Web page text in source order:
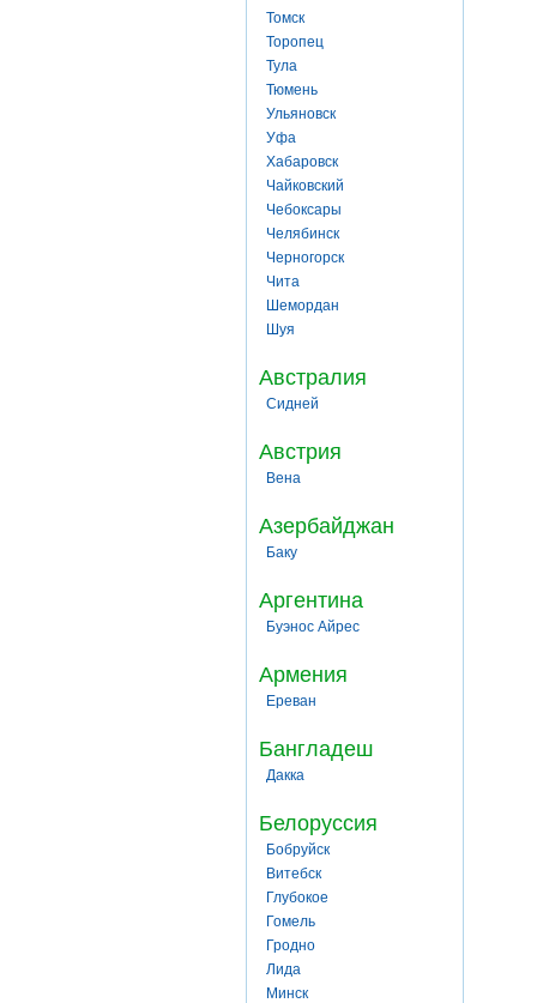
Томск
Торопец
Тула
Тюмень
Ульяновск
Уфа
Хабаровск
Чайковский
Чебоксары
Челябинск
Черногорск
Чита
Шемордан
Шуя
Австралия
Сидней
Австрия
Вена
Азербайджан
Баку
Аргентина
Буэнос Айрес
Армения
Ереван
Бангладеш
Дакка
Белоруссия
Бобруйск
Витебск
Глубокое
Гомель
Гродно
Лида
Минск